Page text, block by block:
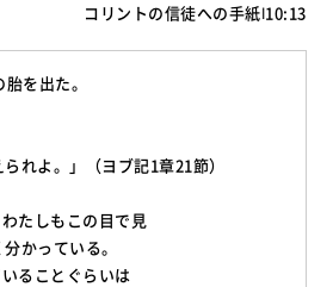
コリントの信徒への手紙Ⅰ10:13
を出た。
れよ。」（ヨブ記1章21節）
たしもこの目で見
かっている。
ることぐらいは